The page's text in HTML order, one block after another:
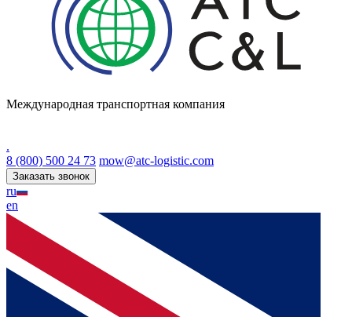
Международная транспортная компания
.
8 (800) 500 24 73 mow@atc-logistic.com
Заказать звонок
ru
en